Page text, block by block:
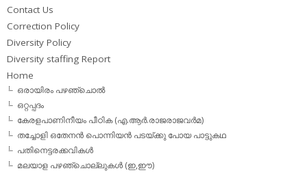
Contact Us
Correction Policy
Diversity Policy
Diversity staffing Report
Home
ഒരായിരം പഴഞ്ചൊല്‍
ഒറ്റപ്പദം
കേരളപാണിനീയം പീഠിക (എ.ആര്‍.രാജരാജവര്‍മ)
തച്ചോളി ഒതേനൻ പൊന്നിയൻ പടയ്‌ക്കു പോയ പാട്ടുകഥ
പതിനെട്ടരക്കവികള്‍
മലയാള പഴഞ്ചൊല്ലുകള്‍ (ഇ,ഈ)